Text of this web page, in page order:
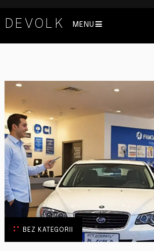
DEVOLK MENU
BEZ KATEGORII